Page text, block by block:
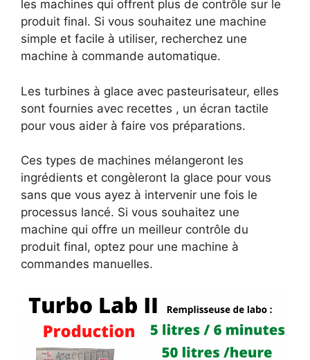
les machines qui offrent plus de contrôle sur le
produit final. Si vous souhaitez une machine
simple et facile à utiliser, recherchez une
machine à commande automatique.
Les turbines à glace avec pasteurisateur, elles
sont fournies avec recettes , un écran tactile
pour vous aider à faire vos préparations.
Ces types de machines mélangeront les
ingrédients et congèleront la glace pour vous
sans que vous ayez à intervenir une fois le
processus lancé. Si vous souhaitez une
machine qui offre un meilleur contrôle du
produit final, optez pour une machine à
commandes manuelles.